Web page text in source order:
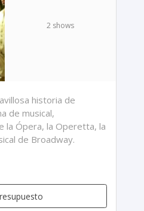
2 shows
historia de
de musical,
la Ópera, la Operetta, la
de Broadway.